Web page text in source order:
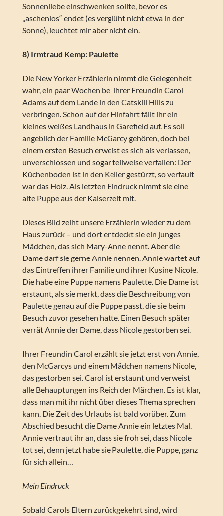
Sonnenliebe einschwenken sollte, bevor es
„aschenlos“ endet (es verglüht nicht etwa in der
Sonne), leuchtet mir aber nicht ein.
8) Irmtraud Kemp: Paulette
Die New Yorker Erzählerin nimmt die Gelegenheit
wahr, ein paar Wochen bei ihrer Freundin Carol
Adams auf dem Lande in den Catskill Hills zu
verbringen. Schon auf der Hinfahrt fällt ihr ein
kleines weißes Landhaus in Garefield auf. Es soll
angeblich der Familie McGarcy gehören, doch bei
einem ersten Besuch erweist es sich als verlassen,
unverschlossen und sogar teilweise verfallen: Der
Küchenboden ist in den Keller gestürzt, so verfault
war das Holz. Als letzten Eindruck nimmt sie eine
alte Puppe aus der Kaiserzeit mit.
Dieses Bild zeiht unsere Erzählerin wieder zu dem
Haus zurück – und dort entdeckt sie ein junges
Mädchen, das sich Mary-Anne nennt. Aber die
Dame darf sie gerne Annie nennen. Annie wartet auf
das Eintreffen ihrer Familie und ihrer Kusine Nicole.
Die habe eine Puppe namens Paulette. Die Dame ist
erstaunt, als sie merkt, dass die Beschreibung von
Paulette genau auf die Puppe passt, die sie beim
Besuch zuvor gesehen hatte. Einen Besuch später
verrät Annie der Dame, dass Nicole gestorben sei.
Ihrer Freundin Carol erzählt sie jetzt erst von Annie,
den McGarcys und einem Mädchen namens Nicole,
das gestorben sei. Carol ist erstaunt und verweist
alle Behauptungen ins Reich der Märchen. Es ist klar,
dass man mit ihr nicht über dieses Thema sprechen
kann. Die Zeit des Urlaubs ist bald vorüber. Zum
Abschied besucht die Dame Annie ein letztes Mal.
Annie vertraut ihr an, dass sie froh sei, dass Nicole
tot sei, denn jetzt habe sie Paulette, die Puppe, ganz
für sich allein…
Mein Eindruck
Sobald Carols Eltern zurückgekehrt sind, wird